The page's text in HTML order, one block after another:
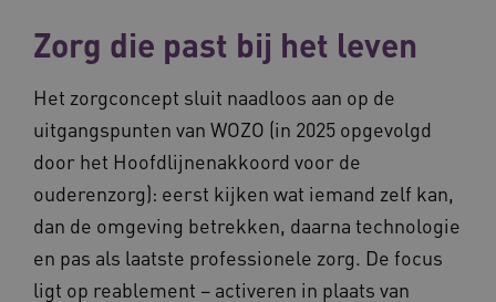
Zorg die past bij het leven
Het zorgconcept sluit naadloos aan op de
uitgangspunten van WOZO (in 2025 opgevolgd
door het Hoofdlijnenakkoord voor de
ouderenzorg): eerst kijken wat iemand zelf kan,
dan de omgeving betrekken, daarna technologie
en pas als laatste professionele zorg. De focus
ligt op reablement – activeren in plaats van
__Secure-YNID .youtube.com
FPLC .waardigheidentrots.nl